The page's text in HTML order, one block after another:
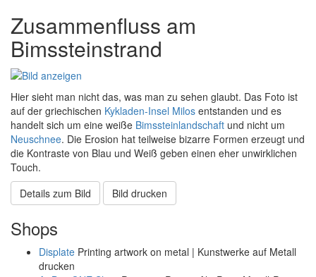
Zusammenfluss am
Bimssteinstrand
Hier sieht man nicht das, was man zu sehen glaubt. Das Foto ist
auf der griechischen Kykladen-Insel Milos entstanden und es
handelt sich um eine weiße Bimssteinlandschaft und nicht um
Neuschnee. Die Erosion hat teilweise bizarre Formen erzeugt und
die Kontraste von Blau und Weiß geben einen eher unwirklichen
Touch.
Details zum Bild
Bild drucken
Shops
Displate Printing artwork on metal | Kunstwerke auf Metall
drucken